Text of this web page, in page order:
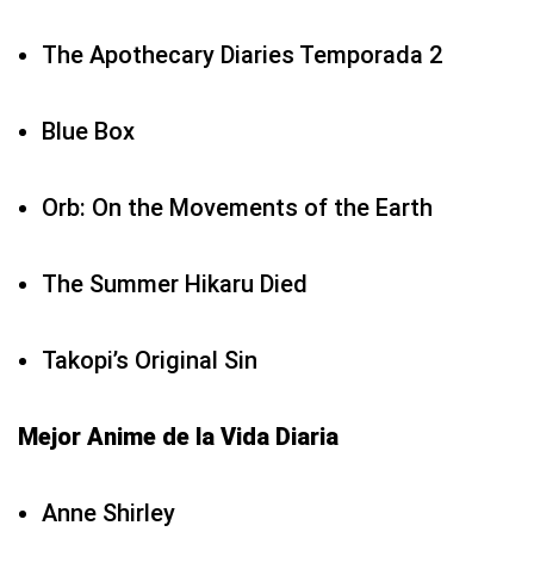
The Apothecary Diaries Temporada 2
Blue Box
Orb: On the Movements of the Earth
The Summer Hikaru Died
Takopi’s Original Sin
Mejor Anime de la Vida Diaria
Anne Shirley